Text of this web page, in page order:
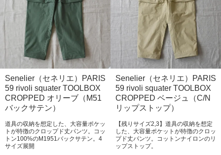
Senelier（セネリエ）PARIS
59 rivoli squater TOOLBOX
CROPPED オリーブ（M51
バックサテン）
道具の収納を想定した、大容量ポケッ
トが特徴のクロップド丈パンツ。コッ
トン100%のM1951バックサテン。4
サイズ展開
Senelier（セネリエ）PARIS
59 rivoli squater TOOLBOX
CROPPED ベージュ（C/N
リップストップ）
【残りサイズ2,3】道具の収納を想定
した、大容量ポケットが特徴のクロッ
プド丈パンツ。コットンナイロンのリ
ップストップ。